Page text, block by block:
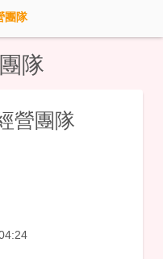
團隊
隊
營團隊